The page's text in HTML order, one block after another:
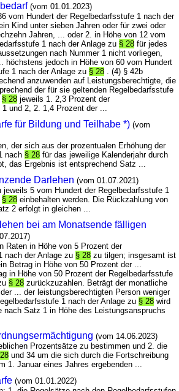
(vom 01.01.2023)
vom Hundert der Regelbedarfsstufe 1 nach der
Kind unter sieben Jahren oder für zwei oder
Jahren, ... oder 2. in Höhe von 12 vom
1 nach der Anlage zu § 28 für jedes
nach Nummer 1 nicht vorliegen,
höchstens jedoch in Höhe von 60 vom Hundert
1 nach der Anlage zu § 28 . (4) § 42b
anzuwenden auf Leistungsberechtigte, die
der für sie geltenden Regelbedarfsstufe
§ 28 jeweils 1. 2,3 Prozent der
1 und 2, 2. 1,4 Prozent der ...
für Bildung und Teilhabe *) (vom
der sich aus der prozentualen Erhöhung der
nach § 28 für das jeweilige Kalenderjahr durch
das Ergebnis ist entsprechend Satz ...
Darlehen (vom 01.07.2021)
jeweils 5 vom Hundert der Regelbedarfsstufe 1
§ 28 einbehalten werden. Die Rückzahlung von
2 erfolgt in gleichen ...
bei am Monatsende fälligen
Raten in Höhe von 5 Prozent der
nach der Anlage zu § 28 zu tilgen; insgesamt ist
Betrag in Höhe von 50 Prozent der ...
in Höhe von 50 Prozent der Regelbedarfsstufe
§ 28 zurückzuzahlen. Beträgt der monatliche
... der leistungsberechtigten Person weniger
1 nach der Anlage zu § 28 wird
nach Satz 1 in Höhe des Leistungsanspruchs
(vom 14.06.2023)
Prozentsätze zu bestimmen und 2. die
und 34 um die sich durch die Fortschreibung
1. Januar eines Jahres ergebenden ...
(vom 01.01.2022)